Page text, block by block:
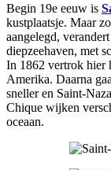
Begin 19e eeuw is
kustplaatsje. Maar
aangelegd,
diepzeehaven, met
In 1862 vertrok hier
Amerika. Daarna
sneller en Saint-
Chique wijken
oceaan.